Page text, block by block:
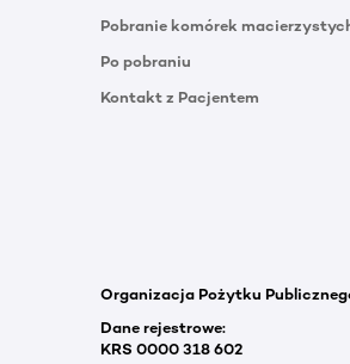
Pobranie komórek
Po pobraniu
Kontakt z Pacjentem
Organizacja Pożytku
Dane rejestrowe:
KRS 0000 318 602